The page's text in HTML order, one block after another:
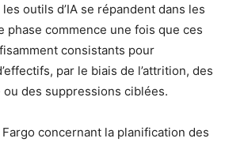
outils d’IA se répandent dans les
phase commence une fois que ces
consistants pour
par le biais de l’attrition, des
des suppressions ciblées.
concernant la planification des